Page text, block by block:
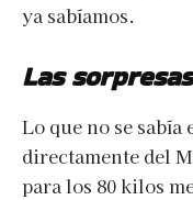
ya sabíamos.
Las
Lo que no se sabía
directamente del
para los 80 kilos